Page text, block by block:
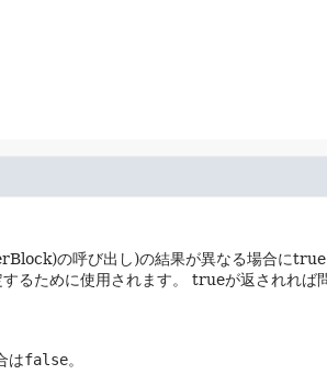
の呼び出し)の結果が異なる場合にtrue
るために使用されます。
trueが返されれば
はfalse。